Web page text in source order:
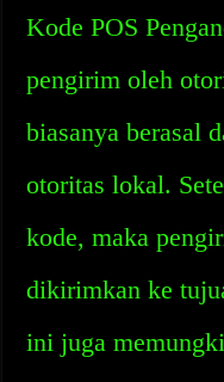
Kode POS
pengirim oleh
biasanya berasal
otoritas lokal.
kode, maka
dikirimkan ke
ini juga